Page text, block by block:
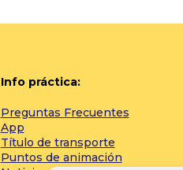
Info práctica:
Preguntas Frecuentes
App
Título de transporte
Puntos de animación